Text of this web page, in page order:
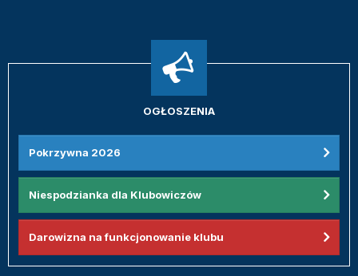
OGŁOSZENIA
Pokrzywna 2026
Niespodzianka dla Klubowiczów
Darowizna na funkcjonowanie klubu